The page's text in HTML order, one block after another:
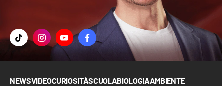
NEWSVIDEOCURIOSITÀSCUOLABIOLOGIAAMBIENTE